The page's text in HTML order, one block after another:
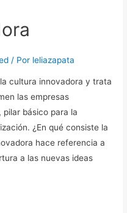
/ Por leliazapata
cultura innovadora y trata
las empresas
básico para la
¿En qué consiste la
hace referencia a
a las nuevas ideas